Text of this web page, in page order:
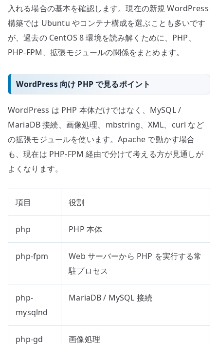
入れる場合の基本を確認します。現在の新規 WordPress
構築では Ubuntu やコンテナ構成を選ぶことも多いです
が、過去の CentOS 8 環境を読み解くために、PHP、
PHP-FPM、拡張モジュールの関係をまとめます。
WordPress 向け PHP で見るポイント
WordPress は PHP 本体だけではなく、MySQL /
MariaDB 接続、画像処理、mbstring、XML、curl など
の拡張モジュールを使います。Apache で動かす場合
も、現在は PHP-FPM 経由で分けて考える方が見通しが
よくなります。
項目 役割
php PHP 本体
php-fpm
Web サーバーから PHP を実行する常
駐プロセス
php-
mysqlnd
MariaDB / MySQL 接続
php-gd 画像処理